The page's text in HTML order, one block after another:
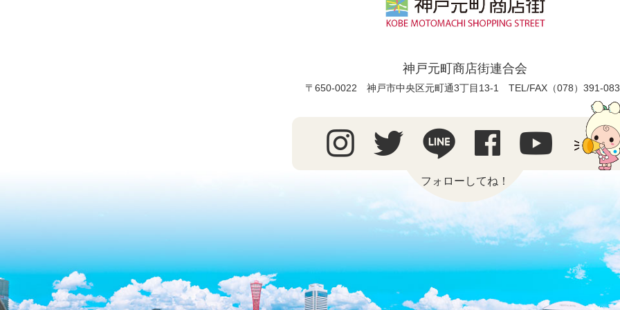
神戸元町商店街連合会
〒650-0022 神戸市中央区元町通3丁目13-1 TEL/FAX（078）391-
フォローしてね！